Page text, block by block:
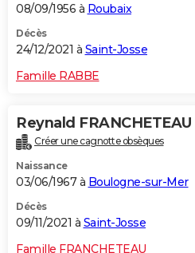
08/09/1956 à Roubaix
Décès
24/12/2021 à Saint-Josse
Famille RABBE
Reynald FRANCHETEAU
Créer une cagnotte obsèques
Naissance
03/06/1967 à Boulogne-sur-Mer
Décès
09/11/2021 à Saint-Josse
Famille FRANCHETEAU